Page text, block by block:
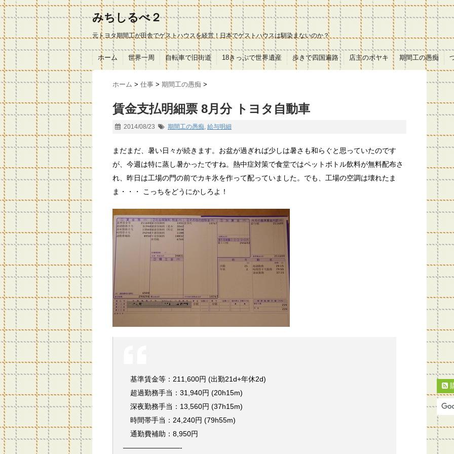
みちしるべ２
元トヨタ期間工が田舎でゲストハウスを経営！日本でゲストハウスは馴染まないのか？
ホーム 世界一周 自転車で旧街道 18きっぷで世界遺産 歩きで四国遍路 店主のボヤキ 期間工の愚痴
ホーム > 仕事 > 期間工の愚痴 >
賃金支払明細票 8月分 トヨタ自動車
2014/08/23 期間工の愚痴, 給与明細
まだまだ、暑い日々が続きます。お盆が過ぎれば少しは暑さも和らぐと思っていたのです
が、今週は特に蒸し暑かったですね。熱中症対策で食堂ではペットボトル飲料が無料配布さ
れ、昨日は工場の門の前でカキ氷を作って配っていました。でも、工場の空調は壊れたま
ま・・・ こっちをどうにかしろよ！
基準賃金等：211,600円 (出勤21d+年休2d)
超過勤務手当：31,940円 (20h15m)
深夜勤務手当：13,560円 (37h15m)
時間帯手当：24,240円 (79h55m)
通勤費補助：8,950円
————————-